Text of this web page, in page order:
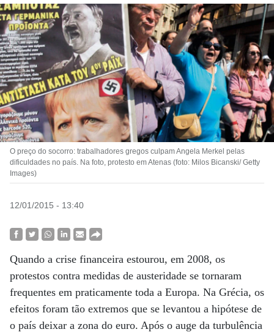
O preço do socorro: trabalhadores gregos culpam Angela Merkel pelas
dificuldades no país. Na foto, protesto em Atenas (foto: Milos Bicanski/ Getty
Images)
12/01/2015 - 13:40
Quando a crise financeira estourou, em 2008, os
protestos contra medidas de austeridade se tornaram
frequentes em praticamente toda a Europa. Na Grécia, os
efeitos foram tão extremos que se levantou a hipótese de
o país deixar a zona do euro. Após o auge da turbulência